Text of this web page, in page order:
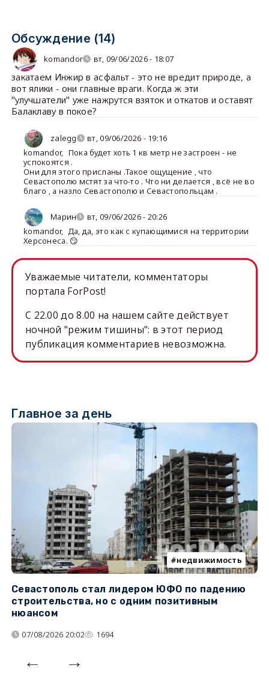
Обсуждение (14)
komandor вт, 09/06/2026 - 18:07
закатаем Инжир в асфальт - это не вредит природе, а
вот ялики - они главные враги. Когда ж эти
"улучшатели" уже нажрутся взяток и откатов и оставят
Балаклаву в покое?
zalegg
вт, 09/06/2026 - 19:16
komandor, Пока будет хоть 1 кв метр не застроен - не
успокоятся .
Они для этого присланы .Такое ощущение , что
Севастополю мстят за что-то . Что ни делается , всё не во
благо , а назло Севастополю и Севастопольцам .
Марин
вт, 09/06/2026 - 20:26
komandor, Да, да, это как с купающимися на территории
Херсонеса. 😏
Уважаемые читатели, комментаторы
портала ForPost!
C 22.00 до 8.00 на нашем сайте действует
ночной "режим тишины": в этот период
публикация комментариев невозможна.
Главное за день
недвижимость
Севастополь стал лидером ЮФО по падению
строительства, но с одним позитивным
нюансом
07/08/2026 20:02 1694